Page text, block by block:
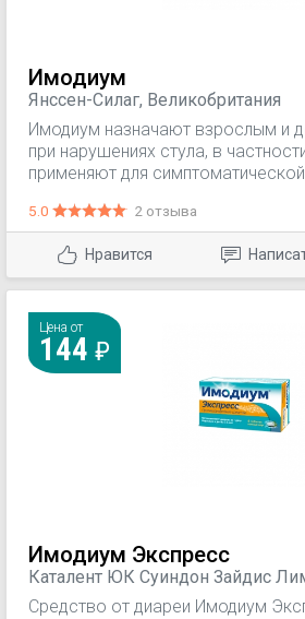
Имодиум
Янссен-Силаг, Великобритания
Имодиум назначают взрослым и
при нарушениях стула, в
применяют для
диареи вызванной приемом
препаратов); имодиум назначают
илеостомой для уменьшения
нормализации консистенции
5.0 2 отзыва
Нравится
Цена от
144
Имодиум Экспресс
Каталент ЮК Суиндон Зайдис
Силаг С, Великобритания/Италия
Средство от диареи Имодиум